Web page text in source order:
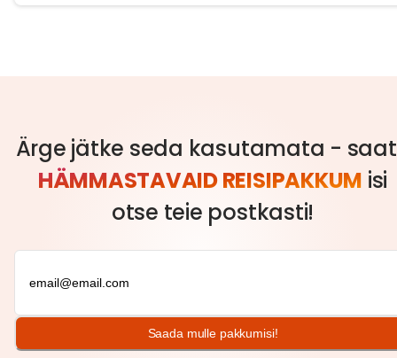
Ärge jätke seda kasutamata -
HÄMMASTAVAID REISIPAKKUM isi
otse teie postkasti!
Saada mulle pakkumisi!